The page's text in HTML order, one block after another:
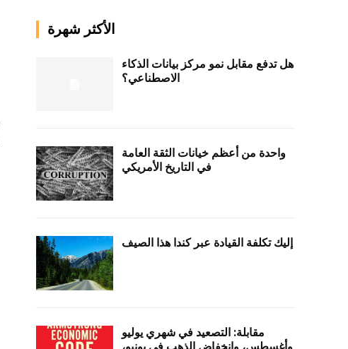
الأكثر شهرة
هل تدفع مقابل نمو مركز بيانات الذكاء
الاصطناعي؟
واحدة من أعظم خيانات الثقة العامة
في التاريخ الأمريكي
إليك تكلفة القيادة عبر كندا هذا الصيف
مقابلة: التصعيد في شهري يوليو